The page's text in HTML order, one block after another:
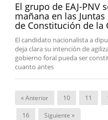
El grupo de EAJ-PNV
mañana en las
de Constitución de la
El candidato nacionalista a
deja clara su intención de
gobierno foral pueda ser
cuanto antes
« Anterior 10 11
16 Siguiente »